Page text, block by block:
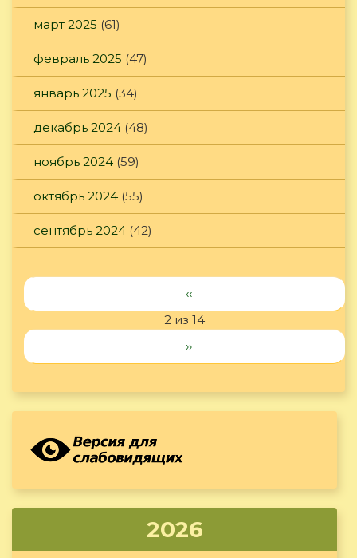
март 2025 (61)
февраль 2025 (47)
январь 2025 (34)
декабрь 2024 (48)
ноябрь 2024 (59)
октябрь 2024 (55)
сентябрь 2024 (42)
‹‹
2 из 14
››
2026